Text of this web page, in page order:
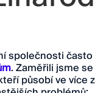
společnosti
. Zaměřili jsme
působí ve více